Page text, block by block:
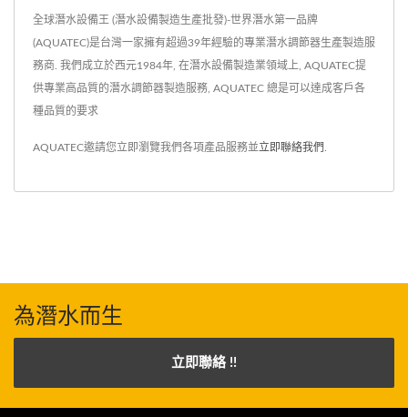
全球潛水設備王 (潛水設備製造生產批發)-世界潛水第一品牌
(AQUATEC)是台灣一家擁有超過39年經驗的專業潛水調節器生產製造服
務商. 我們成立於西元1984年, 在潛水設備製造業領域上, AQUATEC提
供專業高品質的潛水調節器製造服務, AQUATEC 總是可以達成客戶各
種品質的要求
AQUATEC邀請您立即瀏覽我們各項產品服務並立即聯絡我們
為潛水而生
立即聯絡 !!